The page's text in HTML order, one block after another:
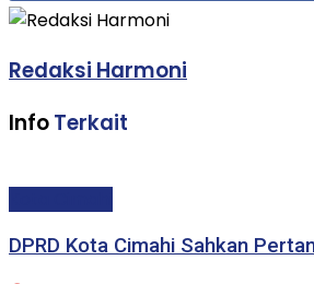
Redaksi Harmoni
InfoTerkait
DPRD Kota Cimahi Sahkan